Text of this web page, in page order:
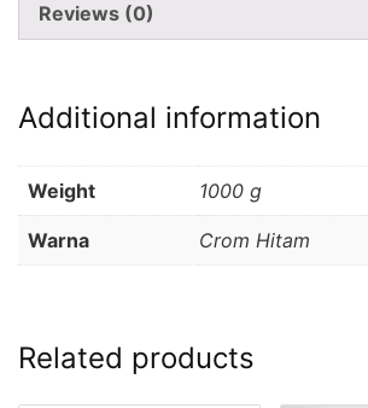
Reviews (0)
Additional information
Weight 1000 g
Warna Crom Hitam
Related products